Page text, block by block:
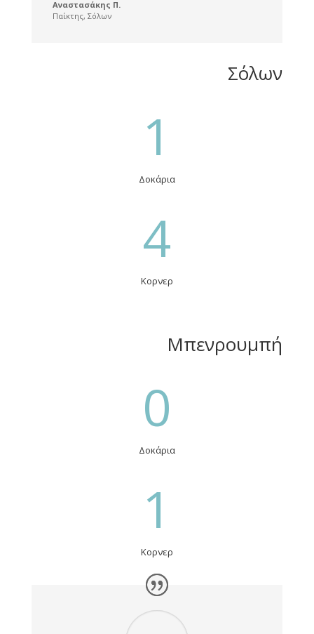
Αναστασάκης Π.
Παίκτης, Σόλων
Σόλων
1
Δοκάρια
4
Κορνερ
Μπενρουμπή
0
Δοκάρια
1
Κορνερ